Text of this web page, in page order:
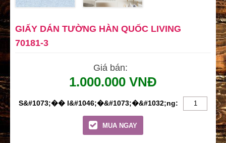
GIẤY DÁN TƯỜNG HÀN QUỐC LIVING
70181-3
Giá bán:
1.000.000 VNĐ
MUA NGAY